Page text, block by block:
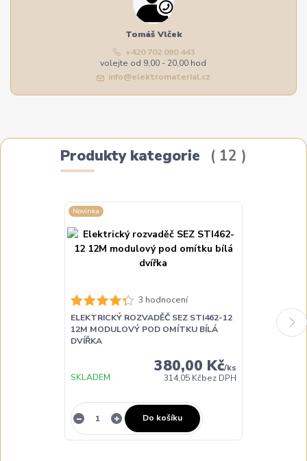
Tomáš Vlček
+420 702 090 443
volejte od 9,00 - 20,00 hod
info@elektromaterial.cz
Produkty kategorie 12
Novinka
3 hodnocení
ELEKTRICKÝ ROZVADĚČ SEZ STI462-12
12M MODULOVÝ POD OMÍTKU BÍLÁ
DVÍŘKA
380,00 Kč/ks
314,05 Kčbez DPH
SKLADEM
Do košíku
12M